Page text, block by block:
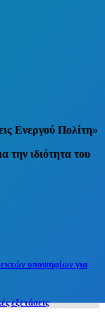
Ενεργού Πολίτη»
την ιδιότητα του
υποψηφίων για
εξετάσεις